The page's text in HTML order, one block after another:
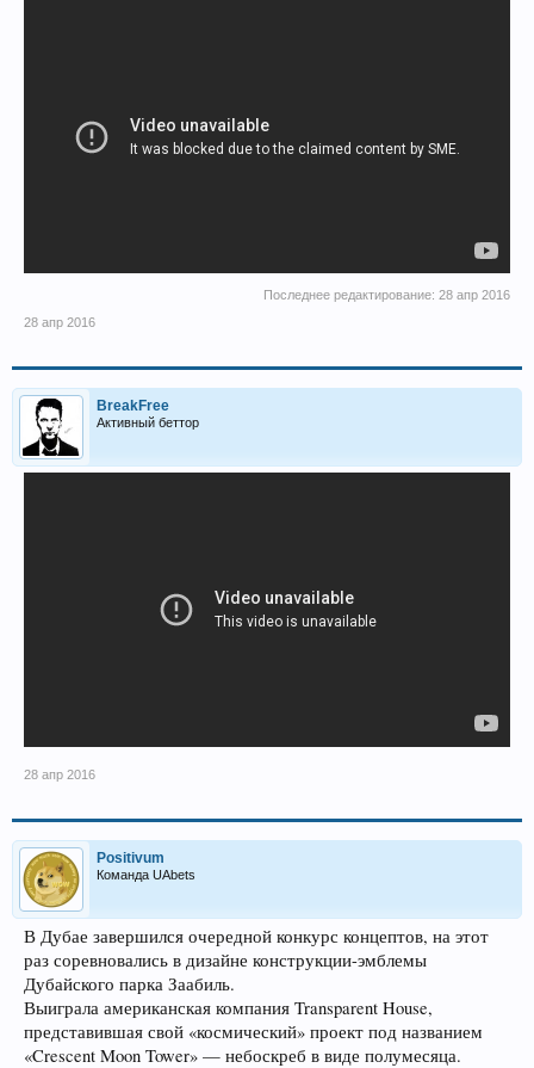
Последнее редактирование: 28 апр 2016
28 апр 2016
BreakFree
Активный беттор
28 апр 2016
Positivum
Команда UAbets
В Дубае завершился очередной конкурс концептов, на этот
раз соревновались в дизайне конструкции-эмблемы
Дубайского парка Заабиль.
Выиграла американская компания Transparent House,
представившая свой «космический» проект под названием
«Crescent Moon Tower» — небоскреб в виде полумесяца.